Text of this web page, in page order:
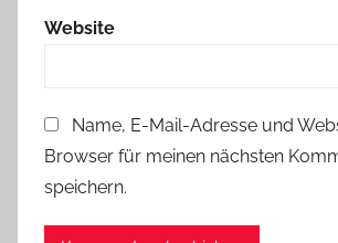
Website
Name, E-Mail-Adresse und
Browser für meinen nächsten
speichern.